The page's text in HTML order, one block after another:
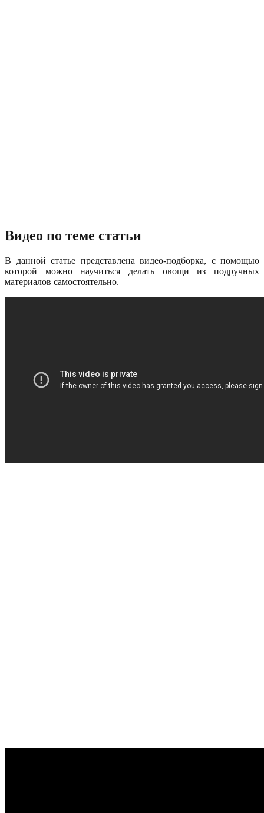
Видео по теме статьи
В данной статье представлена видео-подборка, с помощью
которой можно научиться делать овощи из подручных
материалов самостоятельно.